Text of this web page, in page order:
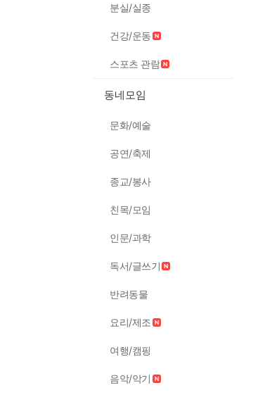
분실/실종
건강/운동
스포츠 관람
동네모임
문화/예술
공연/축제
종교/봉사
친목/모임
인문/과학
독서/글쓰기
반려동물
요리/제조
여행/캠핑
음악/악기